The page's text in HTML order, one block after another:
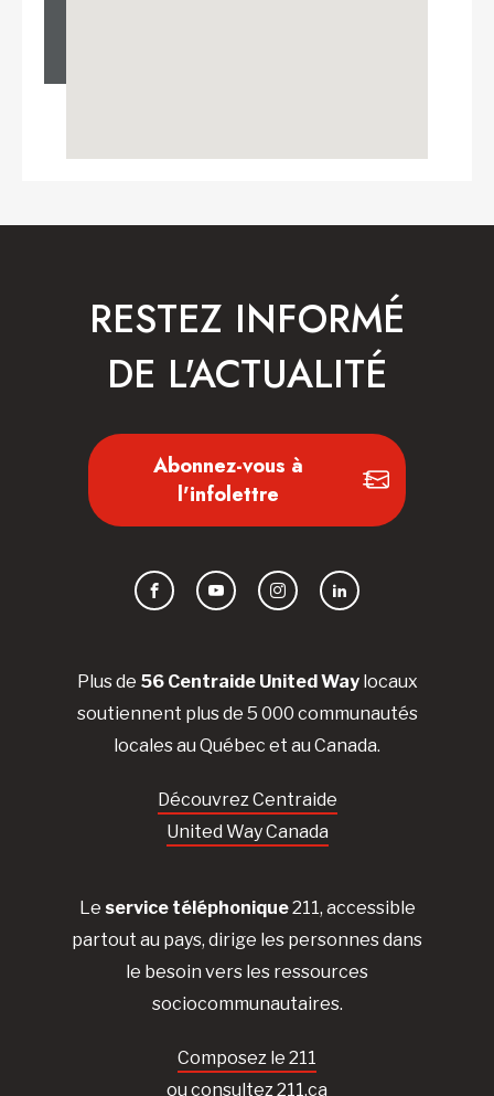
Plus de 56 Centraide United Waylocaux
soutiennent plus de 5 000 communautés
locales au Québec et au Canada.
Découvrez Centraide
United Way Canada
Le service téléphonique211, accessible
partout au pays, dirige les personnes dans
le besoin vers les ressources
sociocommunautaires.
Composez le 211
ou consultez 211.ca
RESTEZ INFORMÉ
DE L'ACTUALITÉ
Abonnez-vous à
l'infolettre
FacebookYouTubeInstagramLinkedIn